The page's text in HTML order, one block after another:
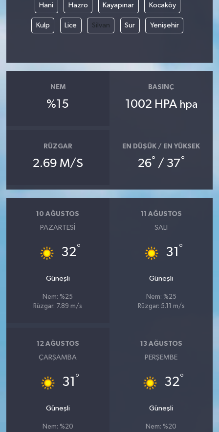
Hani Hazro Kayapınar Kocaköy
Kulp Lice Silvan Sur Yenişehir
NEM
%15
BASINÇ
1002 HPA hpa
RÜZGAR
2.69 M/S
EN DÜŞÜK / EN YÜKSEK
26° / 37°
10 AĞUSTOS
PAZARTESI
32°
Güneşli
Nem: %25
Rüzgar: 7.89 m/s
11 AĞUSTOS
SALI
31 °
Güneşli
Nem: %25
Rüzgar: 5.11 m/s
12 AĞUSTOS
ÇARŞAMBA
31 °
Güneşli
Nem: %20
13 AĞUSTOS
PERŞEMBE
32°
Güneşli
Nem: %20
YUNUSEMRE
MANİSA'YI KEŞFET
ÖZEL HABER